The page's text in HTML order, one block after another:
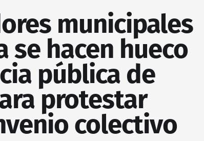
municipales
se hacen hueco
pública de
protestar
colectivo